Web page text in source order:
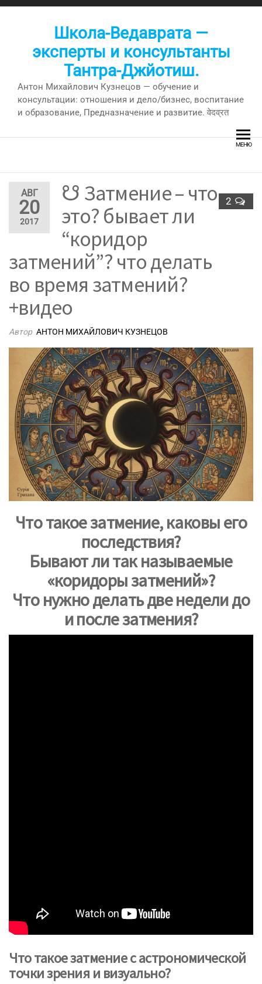
Перейти
Школа-Ведаврата —
эксперты и консультанты
Тантра-Джйотиш.
Антон Михайлович Кузнецов — обучение и
консультации: отношения и дело/бизнес, воспитание
и образование, Предназначение и развитие. वेदव्रत
МЕНЮ
АВГ
20
2017
2
☋ Затмение – что
это? бывает ли
“коридор
затмений”? что делать
во время затмений?
+видео
Автор АНТОН МИХАЙЛОВИЧ КУЗНЕЦОВ
Что такое затмение, каковы его
последствия?
Бывают ли так называемые
«коридоры затмений»?
Что нужно делать две недели до
и после затмения?
Что такое затмение с астрономической
точки зрения и визуально?